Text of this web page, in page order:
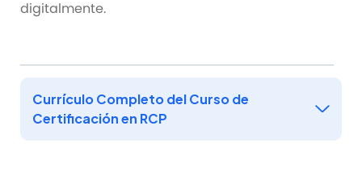
digitalmente.
Currículo Completo del Curso de
Certificación en RCP